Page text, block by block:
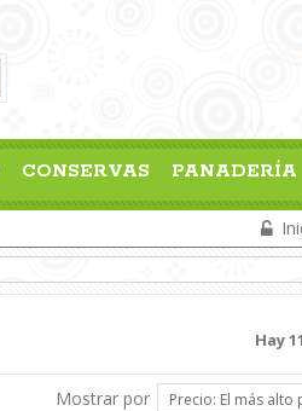
CONSERVAS PANADERÍA
Hay
Mostrar por